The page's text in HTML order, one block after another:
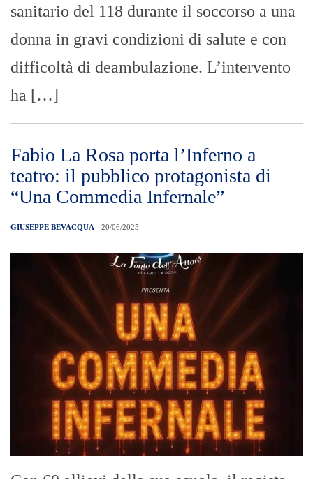
sanitario del 118 durante il soccorso a una
donna in gravi condizioni di salute e con
difficoltà di deambulazione. L’intervento
ha […]
Fabio La Rosa porta l’Inferno a
teatro: il pubblico protagonista di
“Una Commedia Infernale”
GIUSEPPE BEVACQUA - 20/06/2025